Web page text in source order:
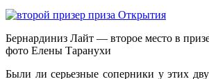
Бернардиниз Лайт — второе место в
фото Елены Таранухи
Были ли серьезные соперники у этих